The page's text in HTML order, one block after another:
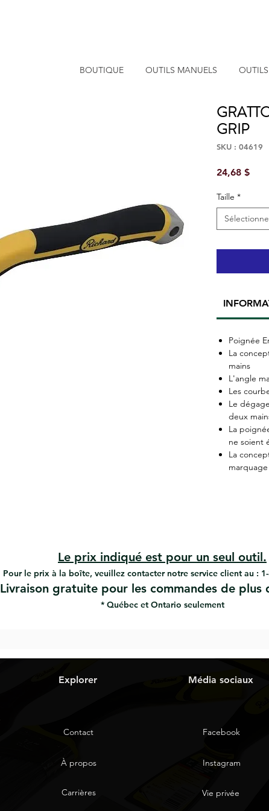
BOUTIQUE OUTILS MANUELS
GRIP
SKU : 04619
24,68 $Prix
Taille *
Poignée
La
mains
L'angle
Les
Le
deux
La
ne soient
La
Le prix indiqué est pour un seul outil.
Pour le prix à la boîte, veuillez contacter notre service client au : 1-
Livraison gratuite pour les commandes de plus
* Québec et Ontario seulement
Explorer
Contact
À propos
Carrières
Média sociaux
Facebook
Instagram
Vie privée